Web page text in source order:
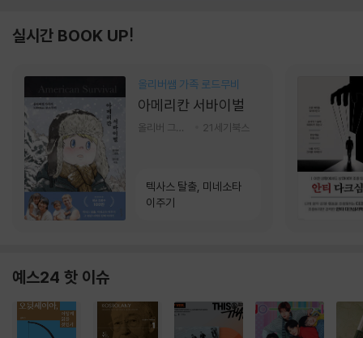
실시간 BOOK UP!
올리버쌤 가족 로드무비
아메리칸 서바이벌
21세기북스
텍사스 탈출, 미네소타
이주기
예스24 핫 이슈